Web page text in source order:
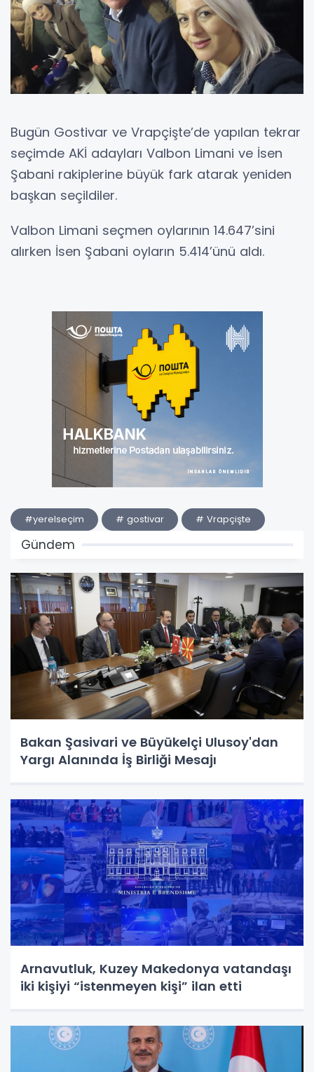
Bugün Gostivar ve Vrapçişte’de yapılan tekrar
seçimde AKİ adayları Valbon Limani ve İsen
Şabani rakiplerine büyük fark atarak yeniden
başkan seçildiler.
Valbon Limani seçmen oylarının 14.647’sini
alırken İsen Şabani oyların 5.414’ünü aldı.
#yerelseçim # gostivar # Vrapçişte
Gündem
Bakan Şasivari ve Büyükelçi Ulusoy'dan
Yargı Alanında İş Birliği Mesajı
Arnavutluk, Kuzey Makedonya vatandaşı
iki kişiyi “istenmeyen kişi” ilan etti